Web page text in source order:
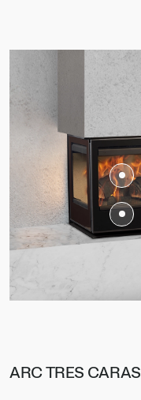
ARC TRES CARAS